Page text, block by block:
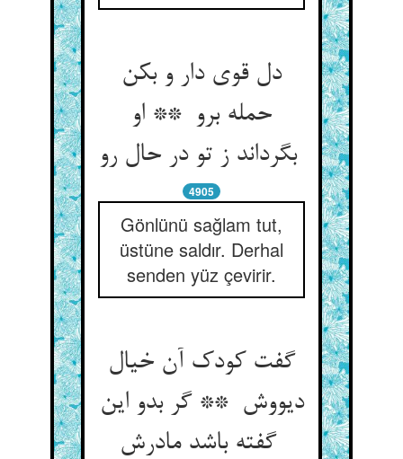
دل قوی دار و بکن
حمله برو ** او
بگرداند ز تو در حال رو
4905
Gönlünü sağlam tut,
üstüne saldır. Derhal
senden yüz çevirir.
گفت کودک آن خیال
دیووش ** گر بدو این
گفته باشد مادرش